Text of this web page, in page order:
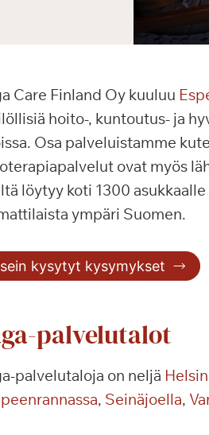
Care Finland Oy kuuluu
hoito-, kuntoutus- ja
Osa palveluistamme
ovat myös
löytyy koti 1300
ympäri Suomen.
kysytyt kysymykset
palvelutalot
palvelutaloja on neljä
, Seinäjoella,